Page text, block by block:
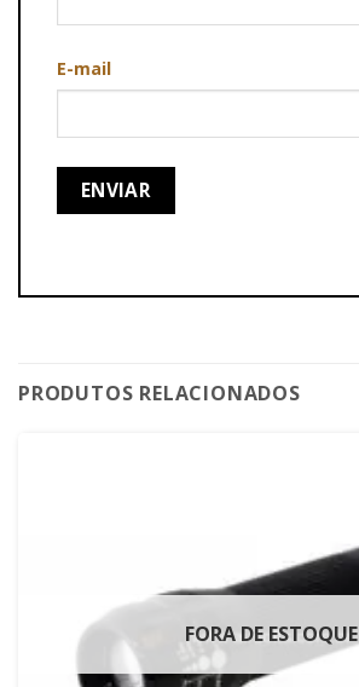
E-mail
PRODUTOS RELACIONADOS
FORA DE ESTOQUE